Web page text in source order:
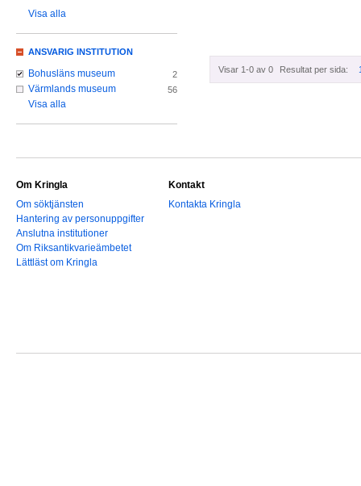
Visar 1-0 av 0 Resultat per sida:
Visa alla
ANSVARIG INSTITUTION
Bohusläns museum 2
Värmlands museum 56
Visa alla
Om Kringla
Om söktjänsten
Hantering av personuppgifter
Anslutna institutioner
Om Riksantikvarieämbetet
Lättläst om Kringla
Kontakt
Kontakta Kringla